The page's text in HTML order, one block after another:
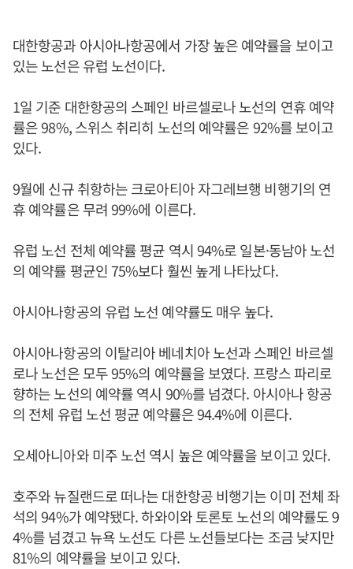
대한항공과 아시아나항공에서 가장 높은 예약률을 보이고
있는 노선은 유럽 노선이다.
1일 기준 대한항공의 스페인 바르셀로나 노선의 연휴 예약
률은 98%, 스위스 취리히 노선의 예약률은 92%를 보이고
있다.
9월에 신규 취항하는 크로아티아 자그레브행 비행기의 연
휴 예약률은 무려 99%에 이른다.
유럽 노선 전체 예약률 평균 역시 94%로 일본·동남아 노선
의 예약률 평균인 75%보다 훨씬 높게 나타났다.
아시아나항공의 유럽 노선 예약률도 매우 높다.
아시아나항공의 이탈리아 베네치아 노선과 스페인 바르셀
로나 노선은 모두 95%의 예약률을 보였다. 프랑스 파리로
향하는 노선의 예약률 역시 90%를 넘겼다. 아시아나 항공
의 전체 유럽 노선 평균 예약률은 94.4%에 이른다.
오세아니아와 미주 노선 역시 높은 예약률을 보이고 있다.
호주와 뉴질랜드로 떠나는 대한항공 비행기는 이미 전체 좌
석의 94%가 예약됐다. 하와이와 토론토 노선의 예약률도 9
4%를 넘겼고 뉴욕 노선도 다른 노선들보다는 조금 낮지만
81%의 예약률을 보이고 있다.